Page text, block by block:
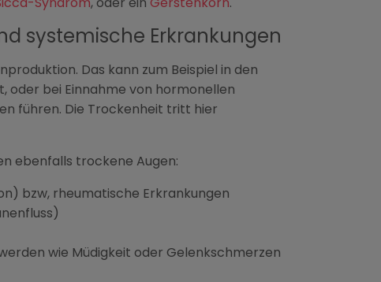
systemische Erkrankungen
Das kann zum Beispiel in den
oder bei Einnahme von hormonellen
führen. Die Trockenheit tritt hier
ebenfalls trockene Augen:
bzw, rheumatische Erkrankungen
wie Müdigkeit oder Gelenkschmerzen